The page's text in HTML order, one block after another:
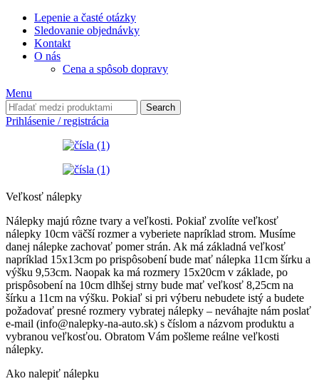
Lepenie a časté otázky
Sledovanie objednávky
Kontakt
O nás
Cena a spôsob dopravy
Menu
Search
Prihlásenie / registrácia
Veľkosť nálepky
Nálepky majú rôzne tvary a veľkosti. Pokiaľ zvolíte veľkosť
nálepky 10cm väčší rozmer a vyberiete napríklad strom. Musíme
danej nálepke zachovať pomer strán. Ak má základná veľkosť
napríklad 15x13cm po prispôsobení bude mať nálepka 11cm šírku a
výšku 9,53cm. Naopak ka má rozmery 15x20cm v základe, po
prispôsobení na 10cm dlhšej strny bude mať veľkosť 8,25cm na
šírku a 11cm na výšku. Pokiaľ si pri výberu nebudete istý a budete
požadovať presné rozmery vybratej nálepky – neváhajte nám poslať
e-mail (info@nalepky-na-auto.sk) s číslom a názvom produktu a
vybranou veľkosťou. Obratom Vám pošleme reálne veľkosti
nálepky.
Ako nalepiť nálepku